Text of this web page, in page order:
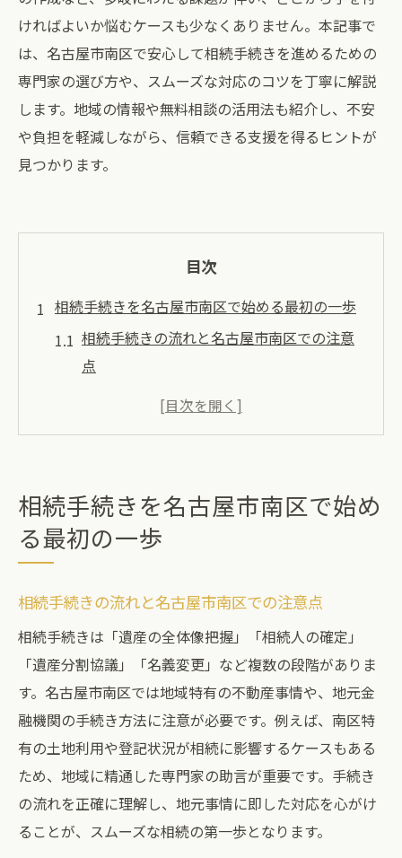
ければよいか悩むケースも少なくありません。本記事で
は、名古屋市南区で安心して相続手続きを進めるための
専門家の選び方や、スムーズな対応のコツを丁寧に解説
します。地域の情報や無料相談の活用法も紹介し、不安
や負担を軽減しながら、信頼できる支援を得るヒントが
見つかります。
目次
相続手続きを名古屋市南区で始める最初の一歩
相続手続きの流れと名古屋市南区での注意
点
最初に相談すべき相続の専門家は誰か
名古屋市南区の司法書士選びで気をつけた
いこと
専門家選びで変わる名古屋市南区の相続対策
相続対策で重要な専門家の選び方の基準
名古屋市南区の司法書士と税理士の違いと
は
口コミで選ぶ名古屋市南区の相続専門家
費用を抑えて相続専門家に相談するコツ
相続手続きに強い司法書士を見極めるポイ
ント
相続手続きを名古屋市南区で始め
る最初の一歩
相続手続きの流れと名古屋市南区での注意点
相続手続きは「遺産の全体像把握」「相続人の確定」
「遺産分割協議」「名義変更」など複数の段階がありま
す。名古屋市南区では地域特有の不動産事情や、地元金
融機関の手続き方法に注意が必要です。例えば、南区特
有の土地利用や登記状況が相続に影響するケースもある
ため、地域に精通した専門家の助言が重要です。手続き
の流れを正確に理解し、地元事情に即した対応を心がけ
ることが、スムーズな相続の第一歩となります。